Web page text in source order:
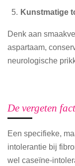
Kunstmatige
Denk aan
aspartaam,
neurologische
De vergeten
Een specifieke,
intolerantie bij
wel caseïne-